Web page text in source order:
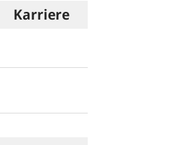
Karriere